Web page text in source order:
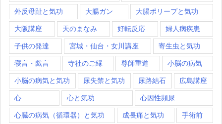
外反母趾と気功 大腸ガン 大腸ポリープと気功
大阪講座 天のまなみ 好転反応 婦人病疾患
子供の発達 宮城・仙台・女川講座 寄生虫と気功
寝言・戯言 寺社のご縁 尊師重道 小脳の病気
小脳の病気と気功 尿失禁と気功 尿路結石 広島講座
心 心と気功 心因性頻尿
心臓の病気（循環器）と気功 成長痛と気功 手術前